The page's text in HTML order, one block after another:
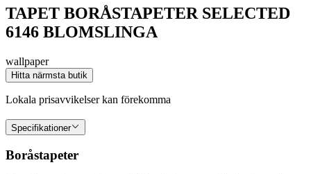
TAPET BORÅSTAPETER SELECTED
6146 BLOMSLINGA
wallpaper
Hitta närmsta butik
Lokala prisavvikelser kan förekomma
Specifikationer
Boråstapeter